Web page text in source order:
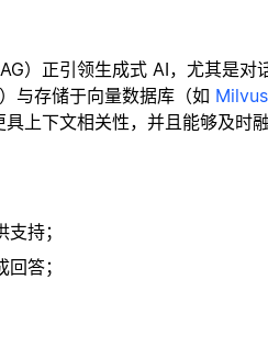
）正引领生成式 AI，尤其是对
与存储于向量数据库（如 Milvus
上下文相关性，并且能够及时
持；
答；